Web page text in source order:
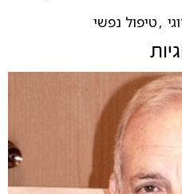
,טיפול נפשי